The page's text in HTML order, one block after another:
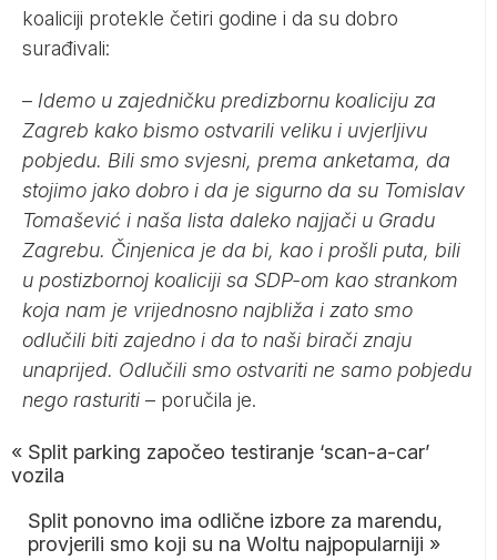
koaliciji protekle četiri godine i da su dobro
surađivali:
– Idemo u zajedničku predizbornu koaliciju za
Zagreb kako bismo ostvarili veliku i uvjerljivu
pobjedu. Bili smo svjesni, prema anketama, da
stojimo jako dobro i da je sigurno da su Tomislav
Tomašević i naša lista daleko najjači u Gradu
Zagrebu. Činjenica je da bi, kao i prošli puta, bili
u postizbornoj koaliciji sa SDP-om kao strankom
koja nam je vrijednosno najbliža i zato smo
odlučili biti zajedno i da to naši birači znaju
unaprijed. Odlučili smo ostvariti ne samo pobjedu
nego rasturiti – poručila je.
« Split parking započeo testiranje ‘scan-a-car’
vozila
Split ponovno ima odlične izbore za marendu,
provjerili smo koji su na Woltu najpopularniji »